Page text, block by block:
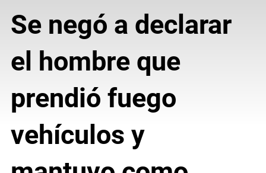
Se negó a declarar
el hombre que
prendió fuego
vehículos y